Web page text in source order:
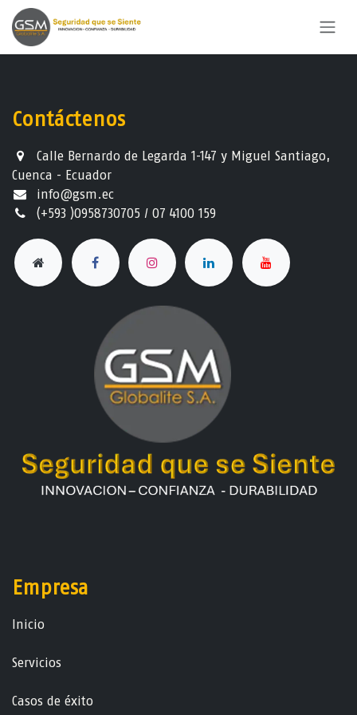
Ir al contenido
Contáctenos
Calle Bernardo de Legarda 1-147 y Miguel Santiago,
Cuenca - Ecuador
info@gsm.ec​
(+593 )0958730705 / 07 4100 159
Empresa
Ini​ci​o
Servicios
Casos de éxito